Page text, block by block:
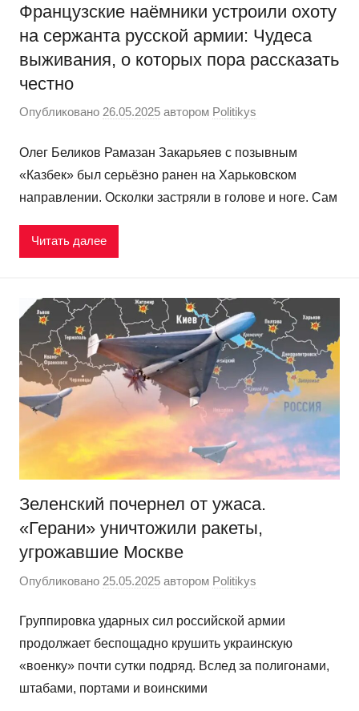
Французские наёмники устроили охоту
на сержанта русской армии: Чудеса
выживания, о которых пора рассказать
честно
Опубликовано 26.05.2025 автором Politikys
Олег Беликов Рамазан Закарьяев с позывным
«Казбек» был серьёзно ранен на Харьковском
направлении. Осколки застряли в голове и ноге. Сам
Читать далее
Зеленский почернел от ужаса.
«Герани» уничтожили ракеты,
угрожавшие Москве
Опубликовано 25.05.2025 автором Politikys
Группировка ударных сил российской армии
продолжает беспощадно крушить украинскую
«военку» почти сутки подряд. Вслед за полигонами,
штабами, портами и воинскими